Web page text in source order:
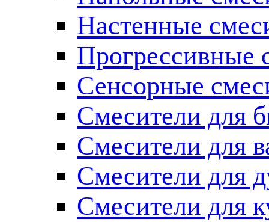
Настенные
Прогрессивные
Сенсорные
Смесители для
Смесители для
Смесители для
Смесители для